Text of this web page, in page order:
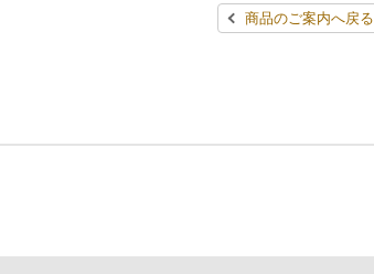
商品のご案内へ戻る